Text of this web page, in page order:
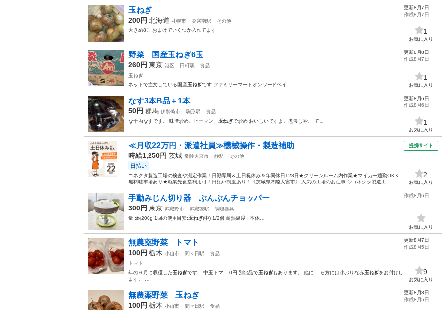
玉ねぎ
200円 北海道 札幌市 発寒南駅
その他
大きめ8こ おまけでいくつか入れてます
更新8月7日
作成8月7日
1
お気に入り
野菜 国産玉ねぎ6玉
260円 東京 港区 田町駅
食品
玉ねぎ
ネットで注文している国産玉ねぎです ファミリーマートオンワードベイ…
更新8月8日
作成8月7日
1
お気に入り
なす3本B品＋1本
50円 群馬 伊勢崎市 駒形駅
食品
な千両なすです。 味噌炒め、ピーマン、 玉ねぎで炒め おいしいですよ。煮浸しや、 て…
更新8月6日
作成8月6日
1
お気に入り
≪月収22万円・派遣社員≫機械操作・製造補助
時給1,250円 茨城 常陸大宮市 静駅 その他
日払い
コネクタ製造工場の検査や測定作業！日勤専属＆土日祝休み＆年間休日128日★クリーンルーム内作業★マイカー通勤OK＆
無料駐車場あり★就業先食堂利用可！日払い制度あり！《茨城県常陸大宮市》 人気の工場のお仕事 ◇コネクタ製造工...
提携サイト
2
お気に入り
手動みじん切り器 ぶんぶんチョッパー
300円 東京 武蔵野市 武蔵境駅
調理器具
量 :約200g 1回の使用目安:玉ねぎ(中) 1/2個 耐熱温度 : 本体…
作成8月6日
お気に入り
無農薬野菜 トマト
100円 栃木 小山市 間々田駅
食品
トマト
年の６月に収穫した玉ねぎです。 中玉トマ… 0円 別出品で玉ねぎもあります。 他に… た方には小ぶりな赤玉ねぎをお付けし
ます。 …
更新8月7日
作成8月5日
9
お気に入り
無農薬野菜 玉ねぎ
100円 栃木 小山市 間々田駅
食品
更新8月8日
作成8月5日